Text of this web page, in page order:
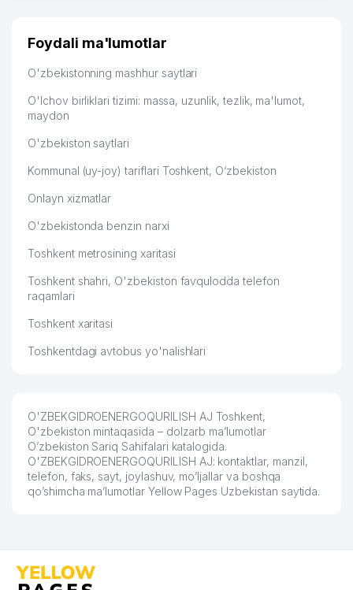
Foydali ma'lumotlar
O'zbekistonning mashhur saytlari
O'lchov birliklari tizimi: massa, uzunlik, tezlik, ma'lumot,
maydon
O'zbekiston saytlari
Kommunal (uy-joy) tariflari Toshkent, O‘zbekiston
Onlayn xizmatlar
O'zbekistonda benzin narxi
Toshkent metrosining xaritasi
Toshkent shahri, O'zbekiston favqulodda telefon
raqamlari
Toshkent xaritasi
Toshkentdagi avtobus yo'nalishlari
O'ZBEKGIDROENERGOQURILISH AJ Toshkent,
O'zbekiston mintaqasida – dolzarb ma’lumotlar
O’zbekiston Sariq Sahifalari katalogida.
O'ZBEKGIDROENERGOQURILISH AJ: kontaktlar, manzil,
telefon, faks, sayt, joylashuv, mo’ljallar va boshqa
qo’shimcha ma’lumotlar Yellow Pages Uzbekistan saytida.